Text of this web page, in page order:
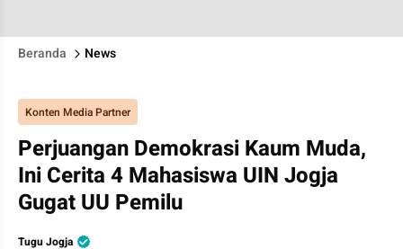
Beranda News
Konten Media Partner
Perjuangan Demokrasi Kaum Muda,
Ini Cerita 4 Mahasiswa UIN Jogja
Gugat UU Pemilu
Tugu Jogja